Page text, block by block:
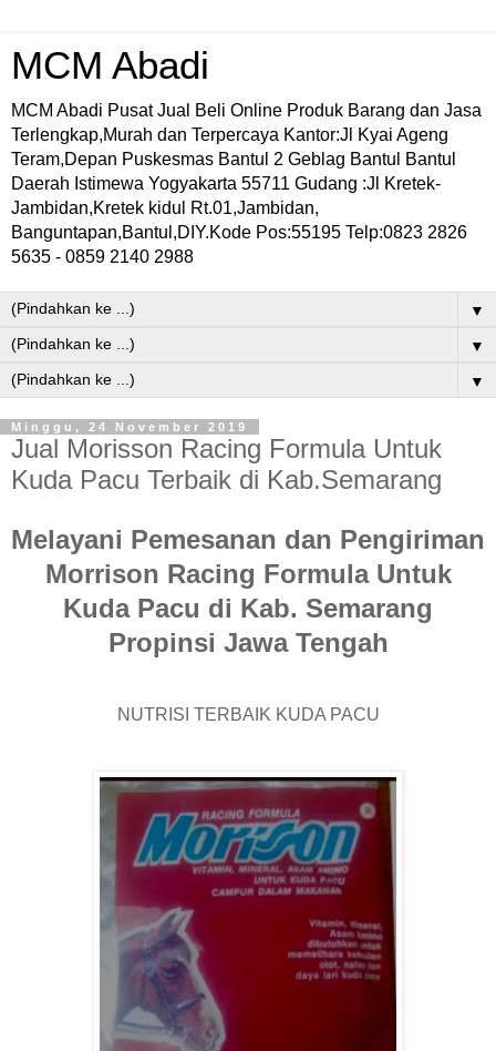
MCM Abadi
MCM Abadi Pusat Jual Beli Online Produk Barang dan Jasa
Terlengkap,Murah dan Terpercaya Kantor:Jl Kyai Ageng
Teram,Depan Puskesmas Bantul 2 Geblag Bantul Bantul
Daerah Istimewa Yogyakarta 55711 Gudang :Jl Kretek-
Jambidan,Kretek kidul Rt.01,Jambidan,
Banguntapan,Bantul,DIY.Kode Pos:55195 Telp:0823 2826
5635 - 0859 2140 2988
▼
▼
▼
Minggu, 24 November 2019
Jual Morisson Racing Formula Untuk
Kuda Pacu Terbaik di Kab.Semarang
Melayani Pemesanan dan Pengiriman
Morrison Racing Formula Untuk
Kuda Pacu di Kab. Semarang
Propinsi Jawa Tengah
NUTRISI TERBAIK KUDA PACU